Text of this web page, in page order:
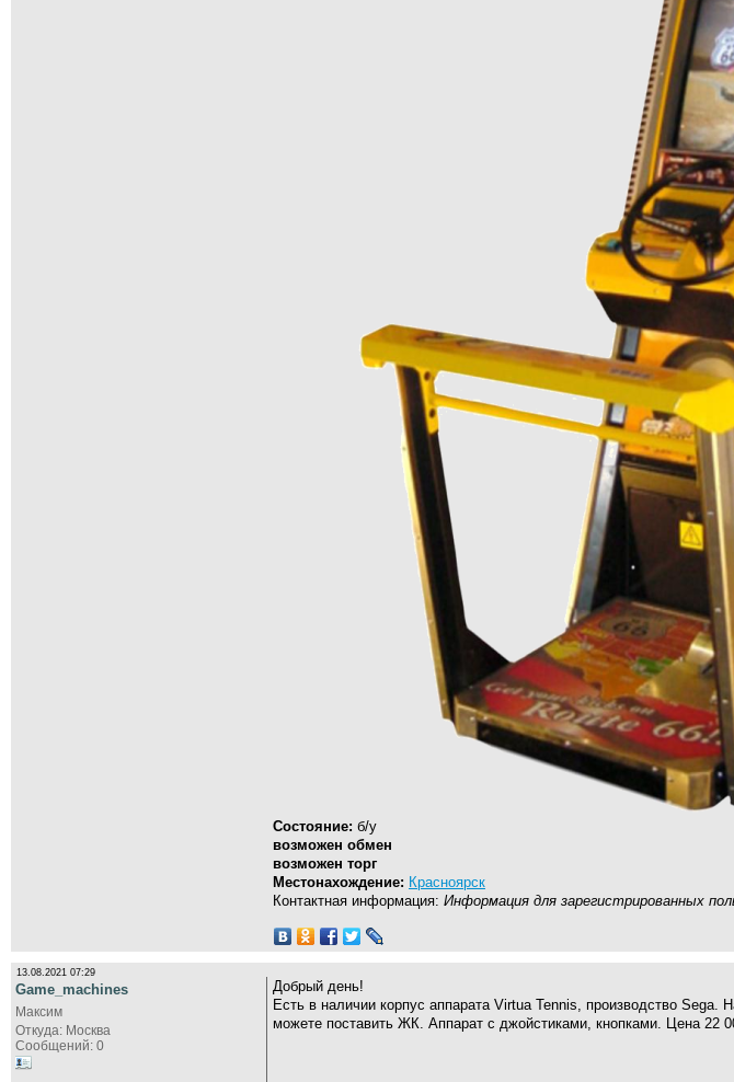
Состояние: б/у
возможен обмен
возможен торг
Местонахождение: Красноярск
Контактная информация: Информация для зарегистрированных
13.08.2021 07:29
Game_machines
Максим
Откуда: Москва
Сообщений: 0
Добрый день!
Есть в наличии корпус аппарата Virtua Tennis, производство
можете поставить ЖК. Аппарат с джойстиками, кнопками. Цена 22